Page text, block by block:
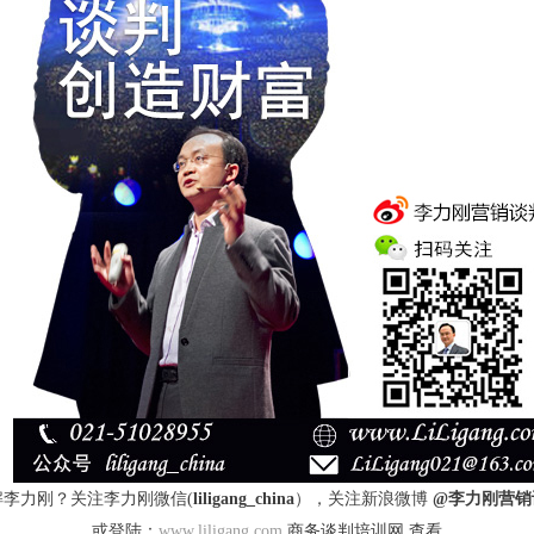
力刚？关注李力刚微信(liligang_china），关注新浪微博 @李力刚营